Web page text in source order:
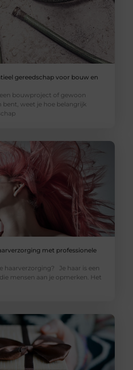
gereedschap voor bouw en
bouwproject of gewoon
bent, weet je hoe belangrijk
met professionele
haarverzorging? Je haar is een
mensen aan je opmerken. Het